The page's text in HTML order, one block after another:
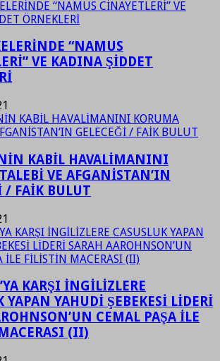
“NAMUS
VE KADINA ŞİDDET
KABİL HAVALİMANINI
VE AFGANİSTAN’IN
/ FAİK BULUT
KARŞI İNGİLİZLERE
YAPAN YAHUDİ ŞEBEKESİ LİDERİ
CEMAL PAŞA İLE
(II)